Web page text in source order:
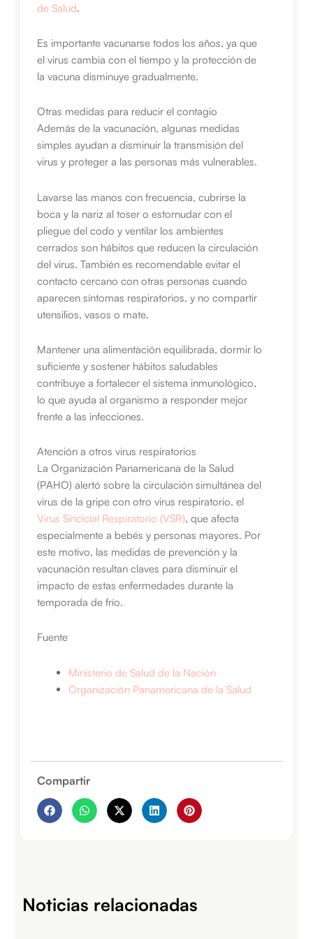
de Salud.
Es importante vacunarse todos los años, ya que
el virus cambia con el tiempo y la protección de
la vacuna disminuye gradualmente.
Otras medidas para reducir el contagio
Además de la vacunación, algunas medidas
simples ayudan a disminuir la transmisión del
virus y proteger a las personas más vulnerables.
Lavarse las manos con frecuencia, cubrirse la
boca y la nariz al toser o estornudar con el
pliegue del codo y ventilar los ambientes
cerrados son hábitos que reducen la circulación
del virus. También es recomendable evitar el
contacto cercano con otras personas cuando
aparecen síntomas respiratorios, y no compartir
utensilios, vasos o mate.
Mantener una alimentación equilibrada, dormir lo
suficiente y sostener hábitos saludables
contribuye a fortalecer el sistema inmunológico,
lo que ayuda al organismo a responder mejor
frente a las infecciones.
Atención a otros virus respiratorios
La Organización Panamericana de la Salud
(PAHO) alertó sobre la circulación simultánea del
virus de la gripe con otro virus respiratorio, el
Virus Sincicial Respiratorio (VSR), que afecta
especialmente a bebés y personas mayores. Por
este motivo, las medidas de prevención y la
vacunación resultan claves para disminuir el
impacto de estas enfermedades durante la
temporada de frío.
Fuente
Ministerio de Salud de la Nación
Organización Panamericana de la Salud
Compartir
Noticias relacionadas